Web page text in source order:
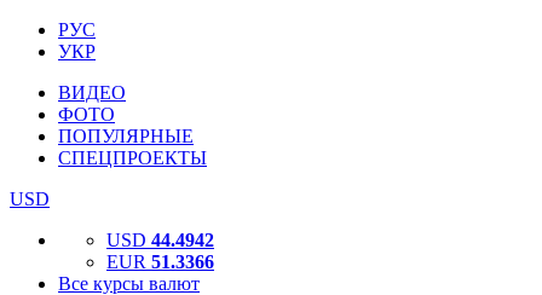
РУС
УКР
ВИДЕО
ФОТО
ПОПУЛЯРНЫЕ
СПЕЦПРОЕКТЫ
USD
USD 44.4942
EUR 51.3366
Все курсы валют